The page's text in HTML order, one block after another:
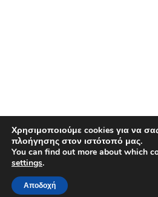
Χρησιμοποιούμε cookies για να
πλοήγησης στον ιστότοπό μας.
You can find out more about which
settings.
Αποδοχή